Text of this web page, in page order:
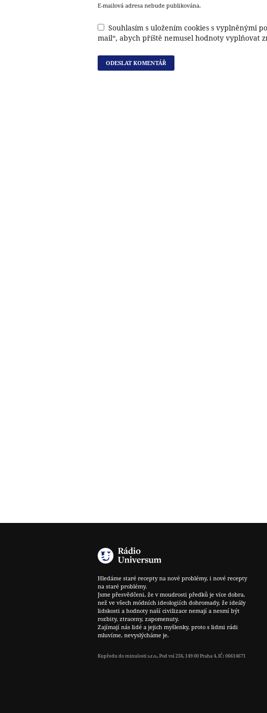
E-mailová adresa nebude publikována.
Souhlasím s uložením cookies s vyplněnými
mail“, abych příště nemusel hodnoty vyplňovat
Hledáme staré recepty na nové problémy, i nové recepty
na staré problémy.
Jsme přesvědčeni, že v moudrosti předků je více dobra,
než ve všech módních ideologiích dohromady, že ideály
lidskosti a hodnoty naší civilizace nemají a nesmí být
rozbity, ztraceny, zapomenuty.
Zajímají nás lidé a jejich myšlenky, proto s lidmi rádi
mluvíme, nevyslýcháme je.
Kupředu do minulosti s.r.o., Pod vsí 256, 149 00 Praha 4, IČ: 06614671